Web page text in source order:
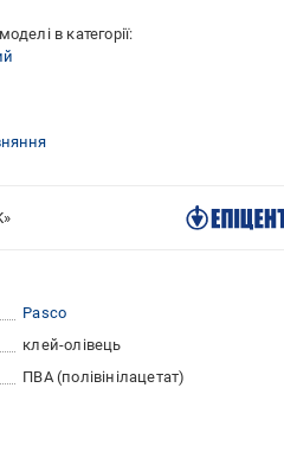
в категорії:
Pasco
клей-олівець
ПВА (полівінілацетат)